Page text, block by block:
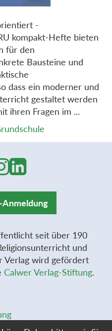
-
kompakt-Hefte bieten
für den
Bausteine und
dass ein moderner und
gestaltet werden
ihren Fragen im ...
seit über 190
und
Verlag wird gefördert
Calwer Verlag-Stiftung.